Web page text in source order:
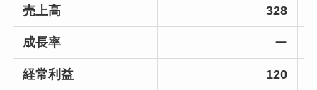
売上高 328
成長率 ー
経常利益 120